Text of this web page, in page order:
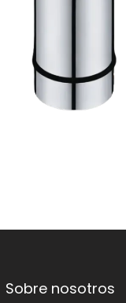
Sobre nosotros